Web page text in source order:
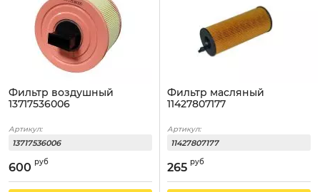
Фильтр воздушный
13717536006
Артикул:
13717536006
600 руб
Фильтр масляный
11427807177
Артикул:
11427807177
265 руб